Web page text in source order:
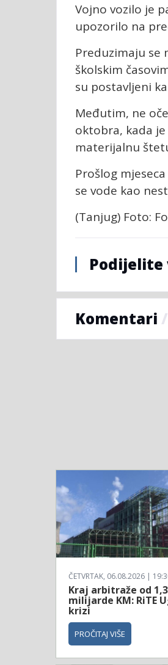
Vojno vozilo je
upozorilo na
Preduzimaju se
školskim
su postavljeni
Međutim, ne
oktobra, kada
materijalnu
Prošlog
se vode kao
(Tanjug) Foto:
Podijelite
Komentari /
ČETVRTAK, 06.08.2026 |
Kraj arbitraže od 1,3
milijarde KM: RiTE
krizi
PROČITAJ VIŠE